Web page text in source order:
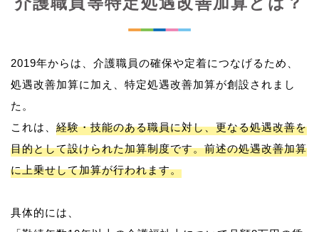
2019年からは、介護職員の確保や定着につなげるため、
処遇改善加算に加え、特定処遇改善加算が創設されまし
た。
これは、 経験・技能のある職員に対し、更なる処遇改善を
目的として設けられた加算制度です。前述の処遇改善加算
に上乗せして加算が行われます。
具体的には、